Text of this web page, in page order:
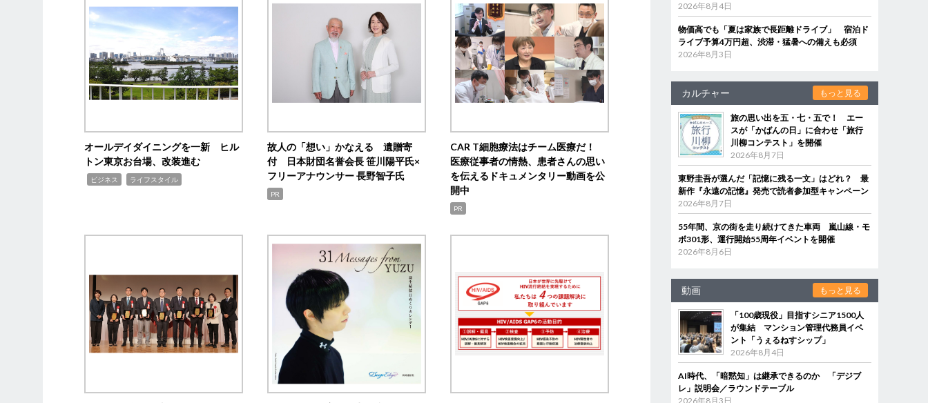
オールデイダイニングを一新 ヒル
トン東京お台場、改装進む
ビジネス ライフスタイル
故人の「想い」かなえる 遺贈寄
付 日本財団名誉会長 笹川陽平氏×
フリーアナウンサー 長野智子氏
PR
CAR T細胞療法はチーム医療だ！
医療従事者の情熱、患者さんの思い
を伝えるドキュメンタリー動画を公
開中
PR
2026年8月4日
物価高でも「夏は家族で長距離ドライブ」 宿泊ド
ライブ予算4万円超、渋滞・猛暑への備えも必須
2026年8月3日
カルチャー もっと見る
旅の思い出を五・七・五で！ エー
スが「かばんの日」に合わせ「旅行
川柳コンテスト」を開催
2026年8月7日
東野圭吾が選んだ「記憶に残る一文」はどれ？ 最
新作『永遠の記憶』発売で読者参加型キャンペーン
2026年8月7日
55年間、京の街を走り続けてきた車両 嵐山線・モ
ボ301形、運行開始55周年イベントを開催
2026年8月6日
動画 もっと見る
「100歳現役」目指すシニア1500人
が集結 マンション管理代務員イベ
ント「うぇるねすシップ」
2026年8月4日
AI時代、「暗黙知」は継承できるのか 「デジブ
レ」説明会／ラウンドテーブル
2026年8月3日